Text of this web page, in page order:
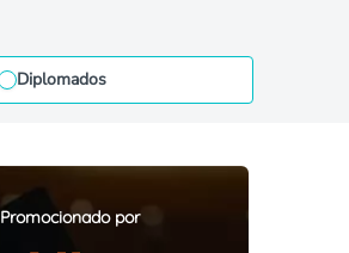
Diplomados
Promocionado por